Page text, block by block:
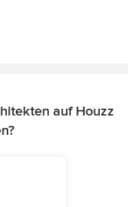
auf Houzz